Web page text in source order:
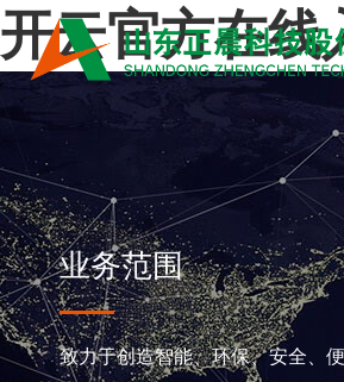
开云官方在线
业务范围
致力于创造智能、环保、安全、